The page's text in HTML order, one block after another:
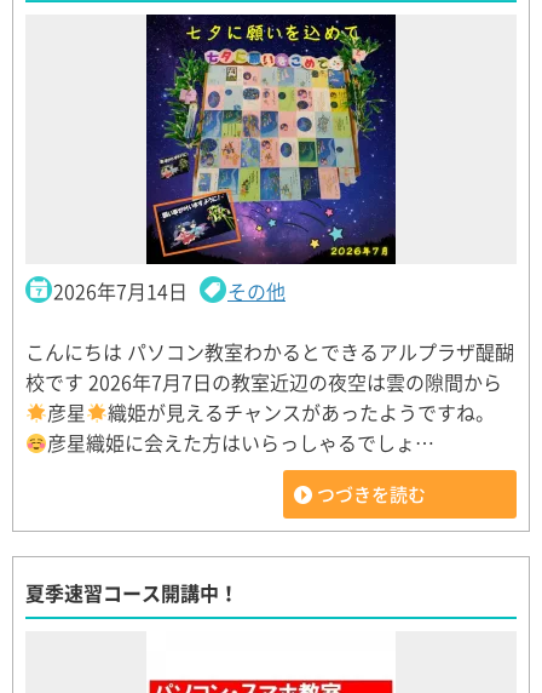
2026年7月14日 その他
こんにちは パソコン教室わかるとできるアルプラザ醍醐
校です 2026年7月7日の教室近辺の夜空は雲の隙間から
彦星
織姫が見えるチャンスがあったようですね。
彦星織姫に会えた方はいらっしゃるでしょ…
つづきを読む
夏季速習コース開講中！